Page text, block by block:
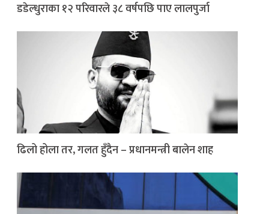
डडेल्धुराका १२ परिवारले ३८ वर्षपछि पाए लालपुर्जा
ढिलो होला तर, गलत हुँदैन – प्रधानमन्त्री बालेन शाह